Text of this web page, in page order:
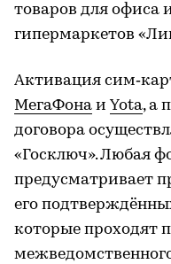
товаров для офиса
гипермаркетов
Активация
МегаФона и Yota, а
договора
«Госключ». Любая
предусматривает
его
которые проходят